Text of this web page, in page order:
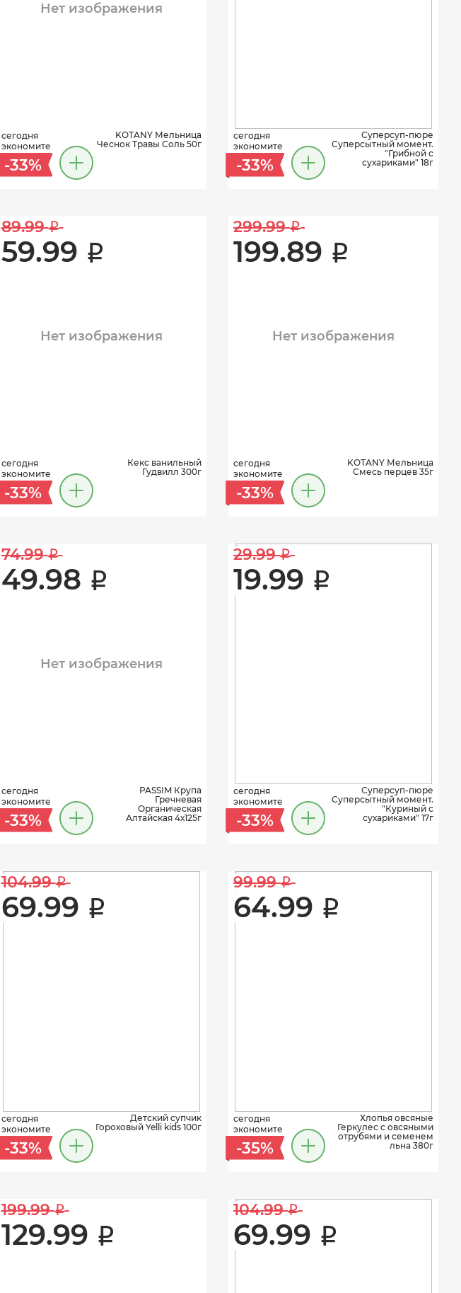
Нет изображения
сегодня
экономите
-33%
KOTANY Мельница
Чеснок Травы Соль 50г
сегодня
экономите
-33%
Суперсуп-пюре
Суперсытный момент.
"Грибной с
сухариками" 18г
89.99 i
59.99 i
Нет изображения
сегодня
экономите
-33%
Кекс ванильный
Гудвилл 300г
299.99 i
199.89 i
Нет изображения
сегодня
экономите
-33%
KOTANY Мельница
Смесь перцев 35г
74.99 i
49.98 i
Нет изображения
сегодня
экономите
-33%
PASSIM Крупа
Гречневая
Органическая
Алтайская 4х125г
29.99 i
19.99 i
сегодня
экономите
-33%
Суперсуп-пюре
Суперсытный момент.
"Куриный с
сухариками" 17г
104.99 i
69.99 i
сегодня
экономите
-33%
Детский супчик
Гороховый Yelli kids 100г
99.99 i
64.99 i
сегодня
экономите
-35%
Хлопья овсяные
Геркулес с овсяными
отрубями и семенем
льна 380г
199.99 i
129.99 i
104.99 i
69.99 i